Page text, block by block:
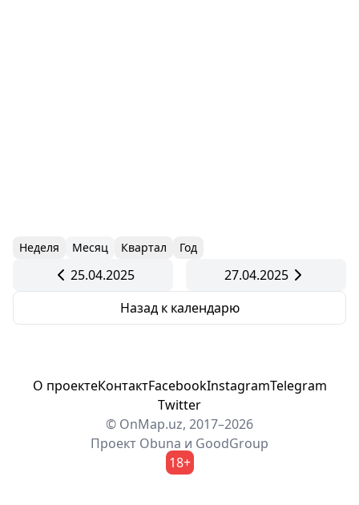
Неделя Месяц Квартал Год
25.04.2025
27.04.2025
Назад к календарю
О проектеКонтактFacebookInstagramTelegram
Twitter
© OnMap.uz, 2017–2026
Проект Obuna и GoodGroup
18+